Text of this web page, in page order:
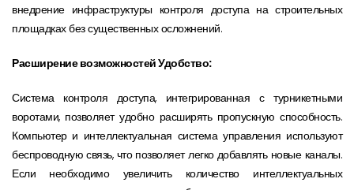
внедрение инфраструктуры контроля доступа на строительных
площадках без существенных осложнений.
Расширение возможностей Удобство:
Система контроля доступа, интегрированная с турникетными
воротами, позволяет удобно расширять пропускную способность.
Компьютер и интеллектуальная система управления используют
беспроводную связь, что позволяет легко добавлять новые каналы.
Если необходимо увеличить количество интеллектуальных